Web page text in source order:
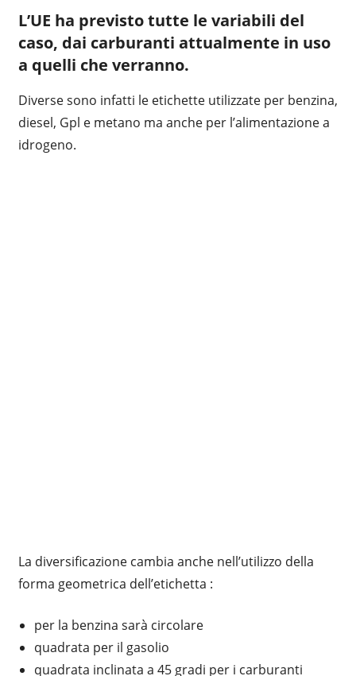
L’UE ha previsto tutte le variabili del
caso, dai carburanti attualmente in uso
a quelli che verranno.
Diverse sono infatti le etichette utilizzate per benzina,
diesel, Gpl e metano ma anche per l’alimentazione a
idrogeno.
La diversificazione cambia anche nell’utilizzo della
forma geometrica dell’etichetta :
per la benzina sarà circolare
quadrata per il gasolio
quadrata inclinata a 45 gradi per i carburanti